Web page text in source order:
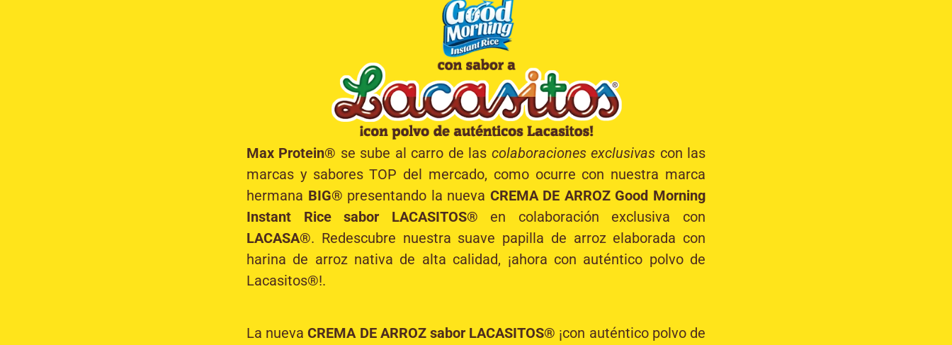
Max Protein® se sube al carro de las colaboraciones exclusivas con las
marcas y sabores TOP del mercado, como ocurre con nuestra marca
hermana BIG® presentando la nueva CREMA DE ARROZ Good Morning
Instant Rice sabor LACASITOS® en colaboración exclusiva con
LACASA®. Redescubre nuestra suave papilla de arroz elaborada con
harina de arroz nativa de alta calidad, ¡ahora con auténtico polvo de
Lacasitos®!.
La nuevaCREMA DE ARROZ sabor LACASITOS® ¡con auténtico polvo de